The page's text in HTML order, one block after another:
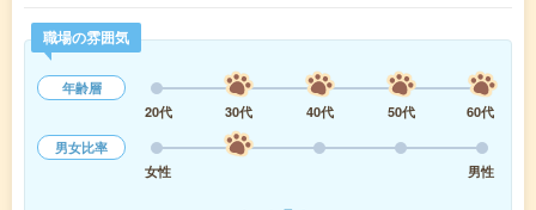
職場の雰囲気
年齢層
20代
30代 40代 50代
60代
男女比率
女性
男性